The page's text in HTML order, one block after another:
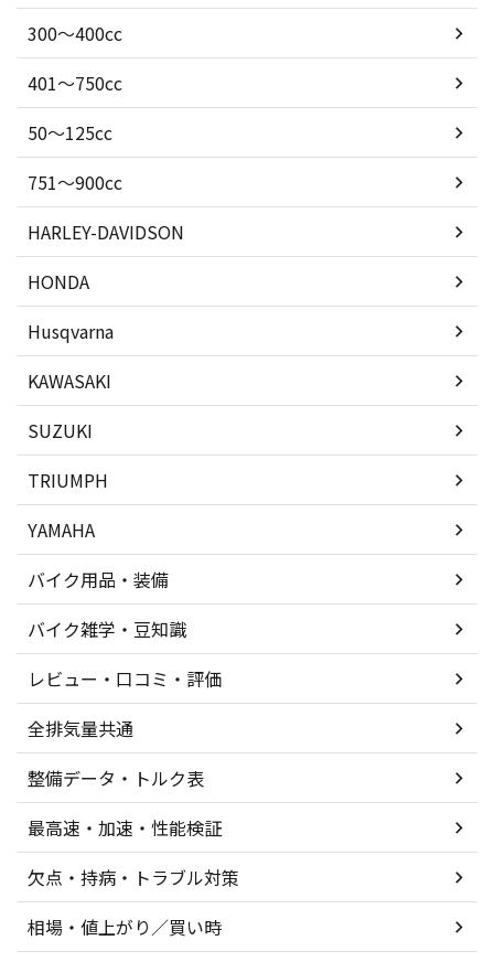
300〜400cc
401〜750cc
50〜125cc
751〜900cc
HARLEY-DAVIDSON
HONDA
Husqvarna
KAWASAKI
SUZUKI
TRIUMPH
YAMAHA
バイク用品・装備
バイク雑学・豆知識
レビュー・口コミ・評価
全排気量共通
整備データ・トルク表
最高速・加速・性能検証
欠点・持病・トラブル対策
相場・値上がり／買い時